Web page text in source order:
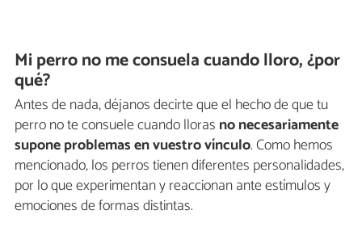
Mi perro no me consuela cuando lloro, ¿por
qué?
Antes de nada, déjanos decirte que el hecho de que tu
perro no te consuele cuando lloras no necesariamente
supone problemas en vuestro vínculo. Como hemos
mencionado, los perros tienen diferentes personalidades,
por lo que experimentan y reaccionan ante estímulos y
emociones de formas distintas.